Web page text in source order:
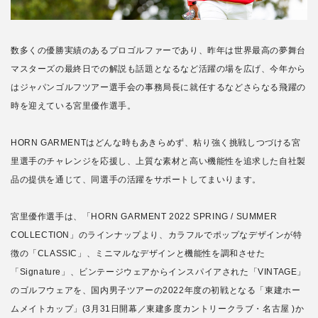
数多くの優勝実績のあるプロゴルファーであり、昨年は世界最高の夢舞台
マスターズの最終日での解説も話題となるなど活躍の場を広げ、今年から
はジャパンゴルフツアー選手会の事務局長に就任するなどさらなる飛躍の
時を迎えている宮里優作選手。
HORN GARMENTはどんな時もあきらめず、粘り強く挑戦しつづける宮
里選手のチャレンジを応援し、上質な素材と高い機能性を追求した自社製
品の提供を通じて、同選手の活躍をサポートしてまいります。
宮里優作選手は、「HORN GARMENT 2022 SPRING / SUMMER
COLLECTION」のラインナップより、カラフルでポップなデザインが特
徴の「CLASSIC」、ミニマルなデザインと機能性を調和させた
「Signature」、ビンテージウェアからインスパイアされた「VINTAGE」
のゴルフウェアを、国内男子ツアーの2022年度の初戦となる「東建ホー
ムメイトカップ」(3月31日開幕／東建多度カントリークラブ・名古屋 )か